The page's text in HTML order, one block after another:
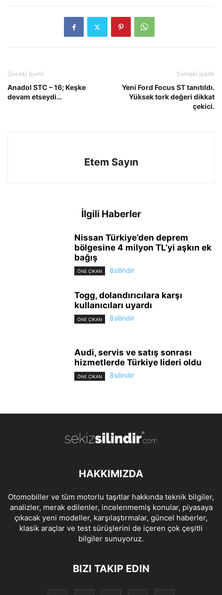
Önceki İçerik
Anadol STC – 16; Keşke
devam etseydi…
Sonraki İçerik
Yeni Ford Focus ST tanıtıldı.
Yüksek tork değeri dikkat
çekici.
Etem Sayın
İlgili Haberler
Nissan Türkiye’den deprem
bölgesine 4 milyon TL’yi aşkın ek
bağış
ÖNE ÇIKAN 8silindir
Togg, dolandırıcılara karşı
kullanıcıları uyardı
ÖNE ÇIKAN 8silindir
Audi, servis ve satış sonrası
hizmetlerde Türkiye lideri oldu
ÖNE ÇIKAN 8silindir
HAKKIMIZDA
Otomobiller ve tüm motorlu taşıtlar hakkında teknik bilgiler,
analizler, merak edilenler, incelenmemiş konular, piyasaya
çıkacak yeni modeller, karşılaştırmalar, güncel haberler,
klasik araçlar ve test sürüşlerini de içeren çok çeşitli
bilgiler sunuyoruz.
BIZI TAKIP EDIN